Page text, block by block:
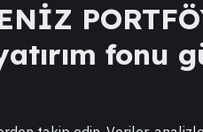
fonu